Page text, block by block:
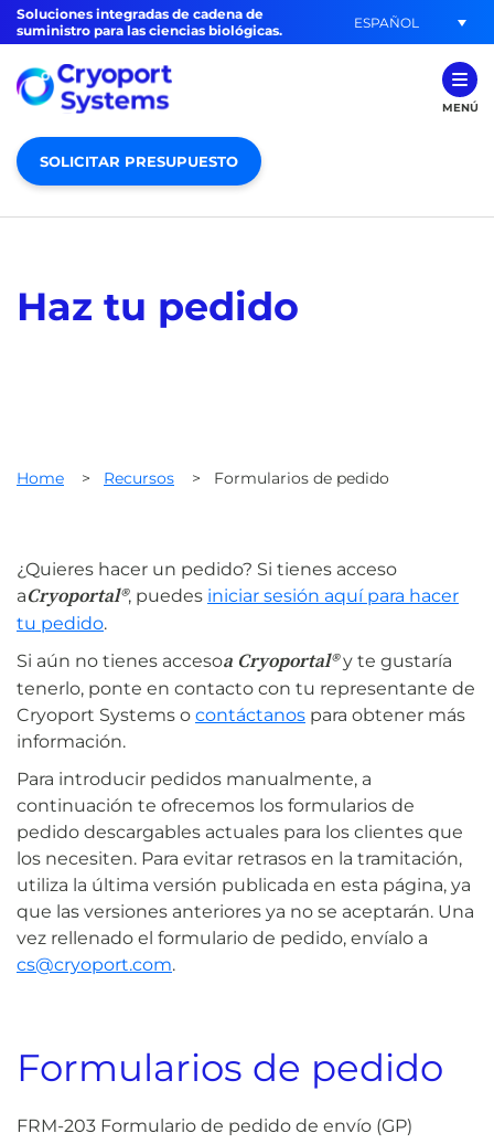
Soluciones integradas de cadena de
suministro para las ciencias biológicas.
ESPAÑOL
MENÚ
SOLICITAR PRESUPUESTO
Haz tu pedido
Home > Recursos > Formularios de pedido
¿Quieres hacer un pedido? Si tienes acceso
aCryoportal®, puedes iniciar sesión aquí para hacer
tu pedido.
Si aún no tienes accesoa Cryoportal®y te gustaría
tenerlo, ponte en contacto con tu representante de
Cryoport Systems o contáctanos para obtener más
información.
Para introducir pedidos manualmente, a
continuación te ofrecemos los formularios de
pedido descargables actuales para los clientes que
los necesiten. Para evitar retrasos en la tramitación,
utiliza la última versión publicada en esta página, ya
que las versiones anteriores ya no se aceptarán. Una
vez rellenado el formulario de pedido, envíalo a
cs@cryoport.com.
Formularios de pedido
FRM-203 Formulario de pedido de envío (GP)